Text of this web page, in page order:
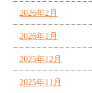
2026年2月
2026年1月
2025年12月
2025年11月